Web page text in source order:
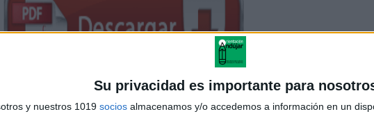
Su privacidad es importante para
y nuestros 1019 socios almacenamos y/o accedemos a información en un